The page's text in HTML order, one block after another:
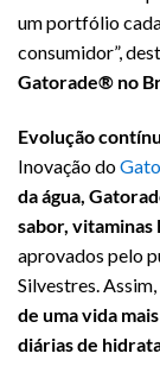
um portfólio
consumidor”,
Gatorade® no
Evolução
Inovação do
da água,
sabor, vitaminas
aprovados pelo
Silvestres. Assim,
de uma vida
diárias de